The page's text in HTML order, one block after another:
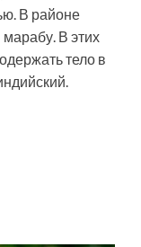
В районе
В этих
тело в